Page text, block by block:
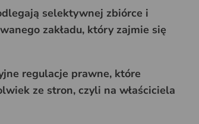
selektywnej zbiórce i
zakładu, który zajmie się
regulacje prawne, które
ze stron, czyli na właściciela